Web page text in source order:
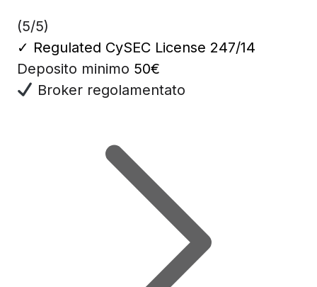
(5/5)
✓ Regulated CySEC License 247/14
Deposito minimo 50€
Broker regolamentato